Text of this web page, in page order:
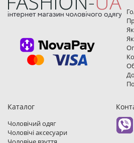
Каталог
Чоловічий одяг
Чоловічі аксесуари